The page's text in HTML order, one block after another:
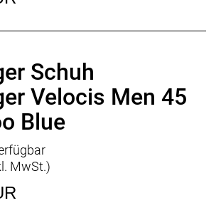
Schuh
Velocis Men 45
Blue
MwSt.)